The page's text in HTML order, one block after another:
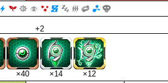
+2
×40 ×14
×12